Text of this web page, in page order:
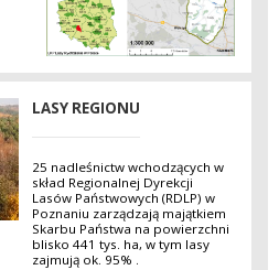
LASY REGIONU
25 nadleśnictw wchodzących w
skład Regionalnej Dyrekcji
Lasów Państwowych (RDLP) w
Poznaniu zarządzają majątkiem
Skarbu Państwa na powierzchni
blisko 441 tys. ha, w tym lasy
zajmują ok. 95% .